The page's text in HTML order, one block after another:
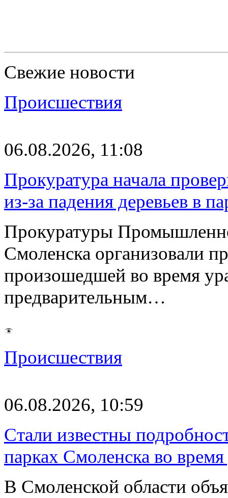
Свежие новости
Происшествия
06.08.2026, 11:08
Прокуратура начала
из-за падения деревьев в
Прокуратуры
Смоленска организовали
произошедшей во время
предварительным…
Происшествия
06.08.2026, 10:59
Стали известны
парках Смоленска во
В Смоленской области